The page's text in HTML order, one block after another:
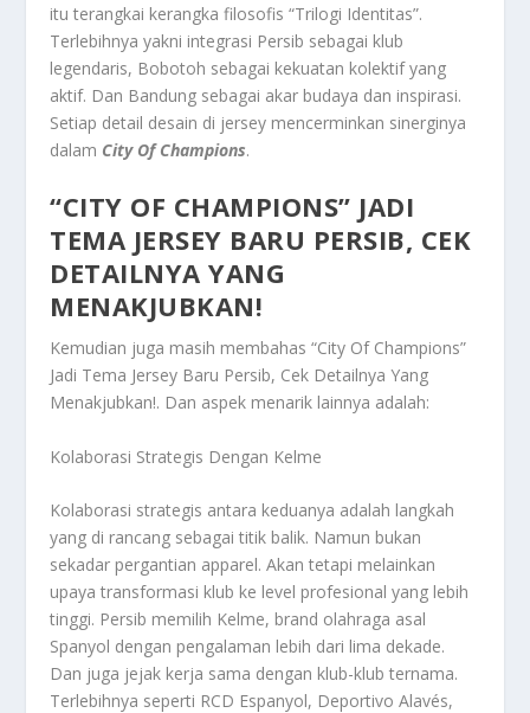
itu terangkai kerangka filosofis “Trilogi Identitas”.
Terlebihnya yakni integrasi Persib sebagai klub
legendaris, Bobotoh sebagai kekuatan kolektif yang
aktif. Dan Bandung sebagai akar budaya dan inspirasi.
Setiap detail desain di jersey mencerminkan sinerginya
dalam City Of Champions.
“CITY OF CHAMPIONS” JADI
TEMA JERSEY BARU PERSIB, CEK
DETAILNYA YANG
MENAKJUBKAN!
Kemudian juga masih membahas“City Of Champions”
Jadi Tema Jersey Baru Persib, Cek Detailnya Yang
Menakjubkan!. Dan aspek menarik lainnya adalah:
Kolaborasi Strategis Dengan Kelme
Kolaborasi strategis antara keduanya adalah langkah
yang di rancang sebagai titik balik. Namun bukan
sekadar pergantian apparel. Akan tetapi melainkan
upaya transformasi klub ke level profesional yang lebih
tinggi. Persib memilih Kelme, brand olahraga asal
Spanyol dengan pengalaman lebih dari lima dekade.
Dan juga jejak kerja sama dengan klub-klub ternama.
Terlebihnya seperti RCD Espanyol, Deportivo Alavés,